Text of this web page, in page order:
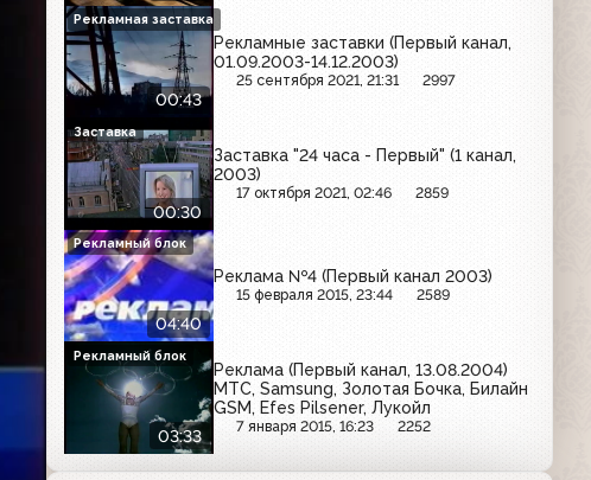
00:43
Рекламные заставки (Первый канал,
01.09.2003-14.12.2003)
25 сентября 2021, 21:31 2997
Рекламная заставка
00:30
Заставка "24 часа - Первый" (1 канал,
2003)
17 октября 2021, 02:46 2859
Заставка
04:40
Реклама №4 (Первый канал 2003)
15 февраля 2015, 23:44 2589
Рекламный блок
03:33
Реклама (Первый канал, 13.08.2004)
МТС, Samsung, Золотая Бочка, Билайн
GSM, Efes Pilsener, Лукойл
7 января 2015, 16:23 2252
Рекламный блок